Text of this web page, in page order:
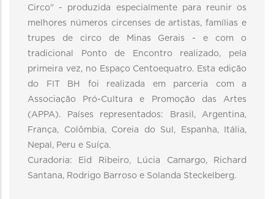
Circo" - produzida especialmente para reunir os
melhores números circenses de artistas, famílias e
trupes de circo de Minas Gerais - e com o
tradicional Ponto de Encontro realizado, pela
primeira vez, no Espaço Centoequatro. Esta edição
do FIT BH foi realizada em parceria com a
Associação Pró-Cultura e Promoção das Artes
(APPA). Países representados: Brasil, Argentina,
França, Colômbia, Coreia do Sul, Espanha, Itália,
Nepal, Peru e Suíça.
Curadoria: Eid Ribeiro, Lúcia Camargo, Richard
Santana, Rodrigo Barroso e Solanda Steckelberg.